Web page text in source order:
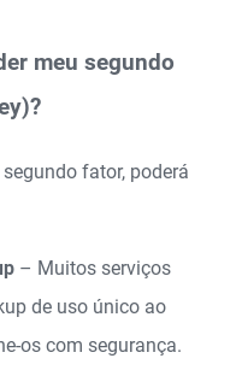
meu segundo
fator, poderá
– Muitos serviços
de uso único ao
os com segurança.